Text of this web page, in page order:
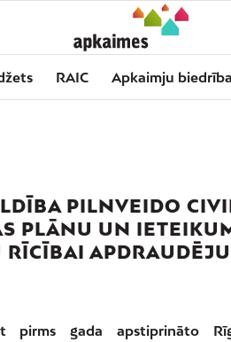
RAIC Apkaimju
PILNVEIDO
PLĀNU UN
RĪCĪBAI
pirms gada apstiprināto